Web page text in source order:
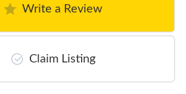
Write a Review
Claim Listing